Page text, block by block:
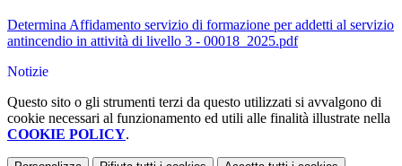
Determina Affidamento servizio di formazione per addetti al servizio
antincendio in attività di livello 3 - 00018_2025.pdf
Notizie
Questo sito o gli strumenti terzi da questo utilizzati si avvalgono di
cookie necessari al funzionamento ed utili alle finalità illustrate nella
COOKIE POLICY.